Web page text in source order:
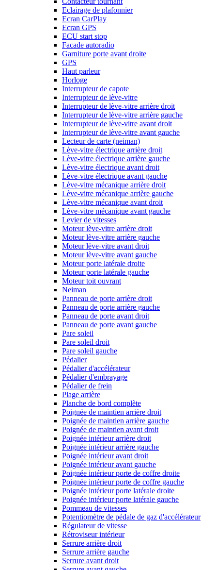
Eclairage de plafonnier
Ecran CarPlay
Ecran GPS
ECU start stop
Facade autoradio
Garniture porte avant droite
GPS
Haut parleur
Horloge
Interrupteur de capote
Interrupteur de lève-vitre
Interrupteur de lève-vitre arrière droit
Interrupteur de lève-vitre arrière gauche
Interrupteur de lève-vitre avant droit
Interrupteur de lève-vitre avant gauche
Lecteur de carte (neiman)
Lève-vitre électrique arrière droit
Lève-vitre électrique arrière gauche
Lève-vitre électrique avant droit
Lève-vitre électrique avant gauche
Lève-vitre mécanique arrière droit
Lève-vitre mécanique arrière gauche
Lève-vitre mécanique avant droit
Lève-vitre mécanique avant gauche
Levier de vitesses
Moteur lève-vitre arrière droit
Moteur lève-vitre arrière gauche
Moteur lève-vitre avant droit
Moteur lève-vitre avant gauche
Moteur porte latérale droite
Moteur porte latérale gauche
Moteur toit ouvrant
Neiman
Panneau de porte arrière droit
Panneau de porte arrière gauche
Panneau de porte avant droit
Panneau de porte avant gauche
Pare soleil
Pare soleil droit
Pare soleil gauche
Pédalier
Pédalier d'accélérateur
Pédalier d'embrayage
Pédalier de frein
Plage arrière
Planche de bord complète
Poignée de maintien arrière droit
Poignée de maintien arrière gauche
Poignée de maintien avant droit
Poignée intérieur arrière droit
Poignée intérieur arrière gauche
Poignée intérieur avant droit
Poignée intérieur avant gauche
Poignée intérieur porte de coffre droite
Poignée intérieur porte de coffre gauche
Poignée intérieur porte latérale droite
Poignée intérieur porte latérale gauche
Pommeau de vitesses
Potentiomètre de pédale de gaz d'accélérateur
Régulateur de vitesse
Rétroviseur intérieur
Serrure arrière droit
Serrure arrière gauche
Serrure avant droit